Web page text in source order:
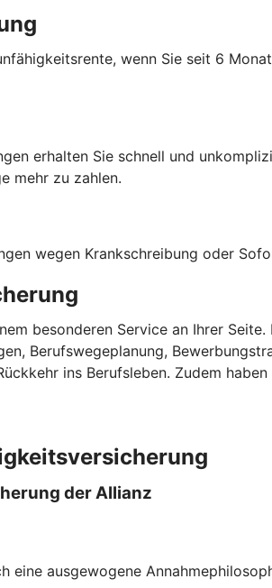
wenn Sie seit 6
erhalten Sie schnell und
mehr zu zahlen.
wegen Krankschreibung oder
besonderen Service an Ihrer
Berufswegeplanung,
ins Berufsleben. Zudem
der Allianz
eine ausgewogene